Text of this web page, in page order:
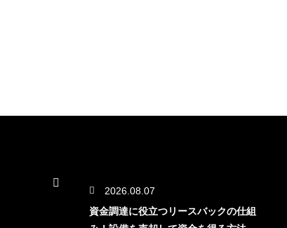
2026.08.07
資金調達に役立つリースバックの仕組